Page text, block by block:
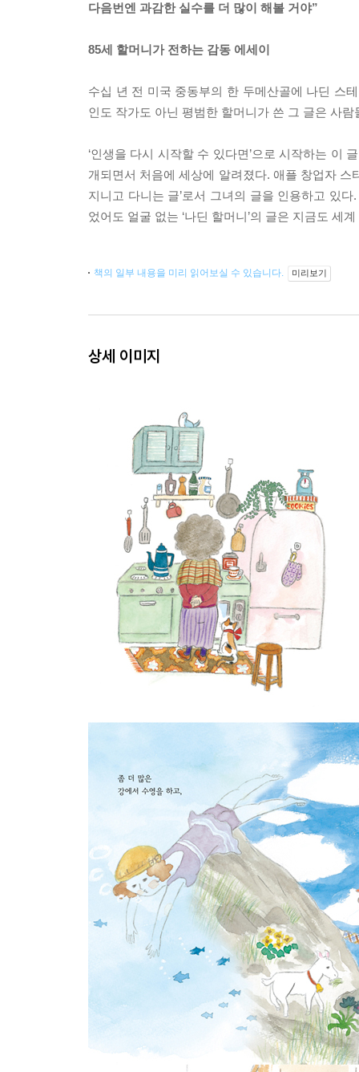
다음번엔 과감한 실수를 더 많이 해볼 거야”
85세 할머니가 전하는 감동 에세이
수십 년 전 미국 중동부의 한 두메산골에 나딘 스
인도 작가도 아닌 평범한 할머니가 쓴 그 글은 사
‘인생을 다시 시작할 수 있다면’으로 시작하는 이
개되면서 처음에 세상에 알려졌다. 애플 창업자 스
지니고 다니는 글’로서 그녀의 글을 인용하고 있
었어도 얼굴 없는 ‘나딘 할머니’의 글은 지금도 세
책의 일부 내용을 미리 읽어보실 수 있습니다. 미리보기
상세 이미지